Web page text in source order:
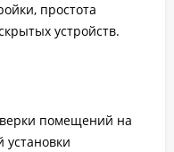
простота
устройств.
помещений на